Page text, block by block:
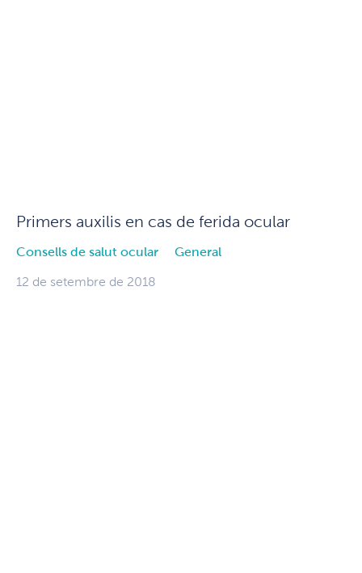
Primers auxilis en cas de ferida ocular
Consells de salut ocular General
12 de setembre de 2018